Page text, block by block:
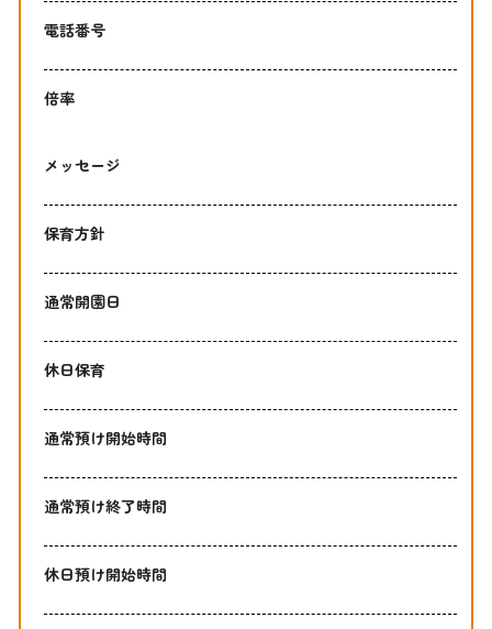
電話番号
倍率
メッセージ
保育方針
通常開園日
休日保育
通常預け開始時間
通常預け終了時間
休日預け開始時間